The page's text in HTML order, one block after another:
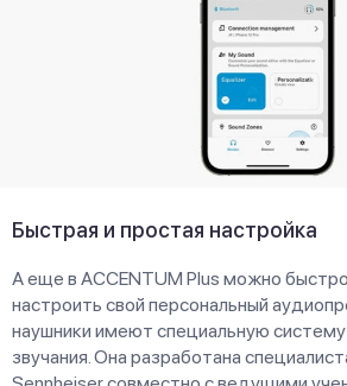
Быстрая и простая настройка
А еще в ACCENTUM Plus можно
настроить свой персональный
наушники имеют специальную
звучания. Она разработана